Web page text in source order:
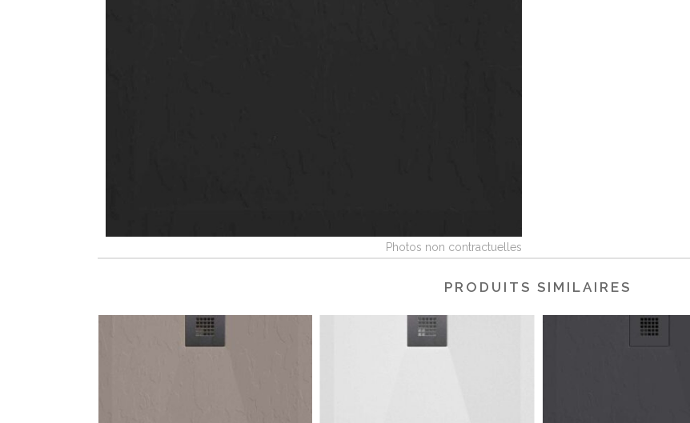
PRODUITS SIMILAIRES